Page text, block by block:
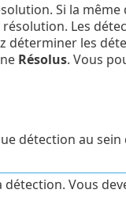
Si la
Les
déterminer les
Résolus. Vous
détection au sein
Vous